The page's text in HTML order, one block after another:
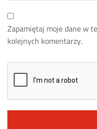
Zapamiętaj moje dane w
kolejnych komentarzy.